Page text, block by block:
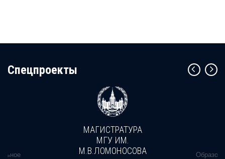
Cпецпроекты
МАГИСТРАТУРА
МГУ ИМ.
М.В.ЛОМОНОСОВА